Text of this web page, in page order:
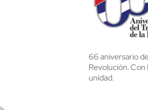
66 aniversario
Revolución. Con
unidad.